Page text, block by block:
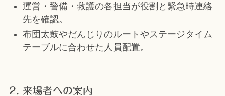
運営・警備・救護の各担当が役割と緊急時連絡
先を確認。
布団太鼓やだんじりのルートやステージタイム
テーブルに合わせた人員配置。
2. 来場者への案内